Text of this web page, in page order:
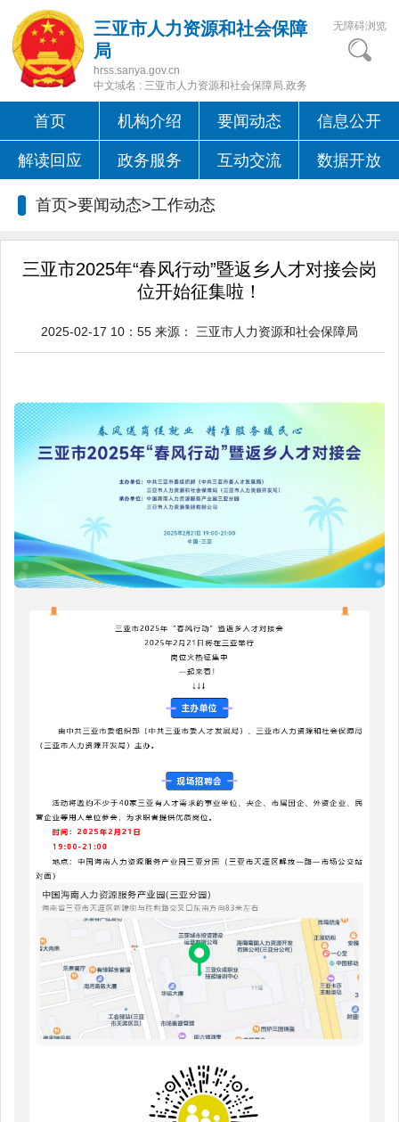
三亚市人力资源和社会保障
局
hrss.sanya.gov.cn
中文域名 : 三亚市人力资源和社会保障局.政务
无障碍浏览
首页 机构介绍 要闻动态 信息公开
解读回应 政务服务 互动交流 数据开放
首页>要闻动态>工作动态
三亚市2025年“春风行动”暨返乡人才对接会岗
位开始征集啦！
2025-02-17 10：55 来源： 三亚市人力资源和社会保障局